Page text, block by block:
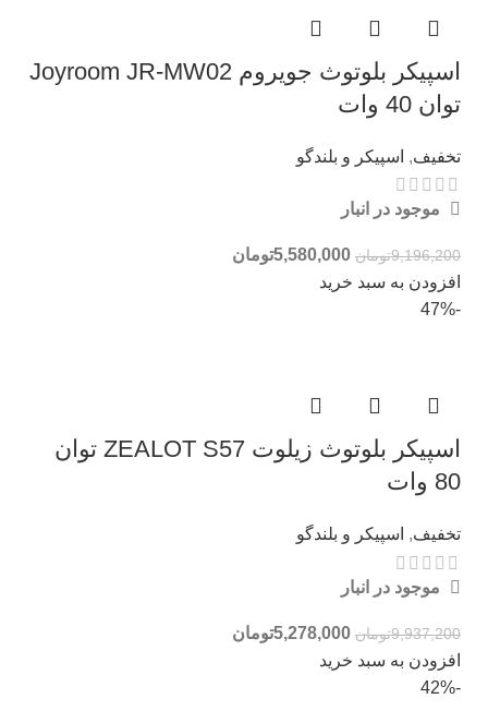
اسپیکر بلوتوث جویروم Joyroom JR-MW02
توان 40 وات
تخفیف, اسپیکر و بلندگو
موجود در انبار
9,196,200تومان 5,580,000تومان
افزودن به سبد خرید
-47%
اسپیکر بلوتوث زیلوت ZEALOT S57 توان
80 وات
تخفیف, اسپیکر و بلندگو
موجود در انبار
9,937,200تومان 5,278,000تومان
افزودن به سبد خرید
-42%